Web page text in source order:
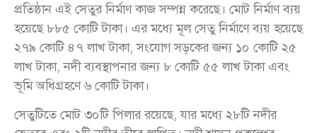
প্রতিষ্ঠান এই সেতুর নির্মাণ কাজ সম্পন্ন করেছে। মোট নির্মাণ ব্যয়
হয়েছে ৮৮৫ কোটি টাকা। এর মধ্যে মূল সেতু নির্মাণে ব্যয় হয়েছে
২৭৯ কোটি ৪৭ লাখ টাকা, সংযোগ সড়কের জন্য ১০ কোটি ২৫
লাখ টাকা, নদী ব্যবস্থাপনার জন্য ৮ কোটি ৫৫ লাখ টাকা এবং
ভূমি অধিগ্রহণে ৬ কোটি টাকা।
সেতুটিতে মোট ৩০টি পিলার রয়েছে, যার মধ্যে ২৮টি নদীর